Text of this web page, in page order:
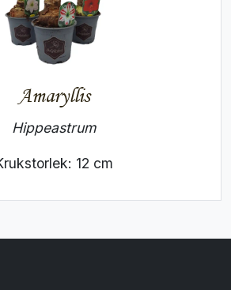
Amaryllis
Hippeastrum
12 cm